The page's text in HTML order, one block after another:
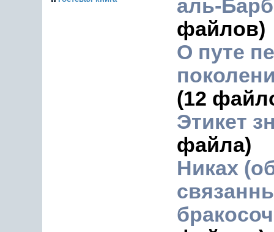
аль-
файлов)
О путе
(12
Этикет
файла)
Никах